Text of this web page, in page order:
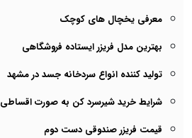
معرفی یخچال های کوچک
بهترین مدل فریزر ایستاده فروشگاهی
تولید کننده انواع سردخانه جسد در مشهد
شرایط خرید شیرسرد کن به صورت اقساطی
قیمت فریزر صندوقی دست دوم